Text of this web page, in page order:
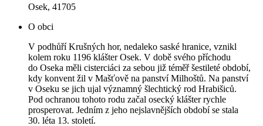
Osek, 41705
O obci
V podhůří Krušných hor, nedaleko saské hranice, vznikl
kolem roku 1196 klášter Osek. V době svého příchodu
do Oseka měli cisterciáci za sebou již téměř šestileté období,
kdy konvent žil v Mašťově na panství Milhoštů. Na panství
v Oseku se jich ujal významný šlechtický rod Hrabišiců.
Pod ochranou tohoto rodu začal osecký klášter rychle
prosperovat. Jedním z jeho nejslavnějších období se stala
30. léta 13. století.